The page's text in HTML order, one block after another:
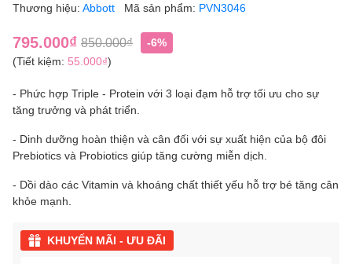
Thương hiệu: Abbott Mã sản phẩm: PVN3046
795.000₫ 850.000₫
-6%
(Tiết kiệm: 55.000₫)
- Phức hợp Triple - Protein với 3 loại đạm hỗ trợ tối ưu cho sự
tăng trưởng và phát triển.
- Dinh dưỡng hoàn thiện và cân đối với sự xuất hiện của bộ đôi
Prebiotics và Probiotics giúp tăng cường miễn dịch.
- Dồi dào các Vitamin và khoáng chất thiết yếu hỗ trợ bé tăng cân
khỏe mạnh.
KHUYẾN MÃI - ƯU ĐÃI